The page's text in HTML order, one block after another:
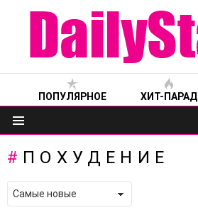
ПОПУЛЯРНОЕ ХИТ-ПАРАД
Меню
ПОХУДЕНИЕ